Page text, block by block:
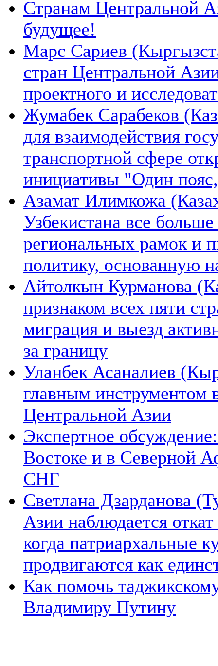
Странам Центральной
будущее!
Марс Сариев
стран Центральной
проектного и
Жумабек Сарабеков
для взаимодействия
транспортной сфере
инициативы "Один
Азамат Илимкожа
Узбекистана все
региональных рамок и
политику, основанную
Айтолкын Курманова
признаком всех пяти
миграция и выезд
за границу
Уланбек Асаналиев
главным инструментом
Центральной Азии
Экспертное
Востоке и в Северной
СНГ
Светлана Дзарданова
Азии наблюдается
когда патриархальные
продвигаются как
Как помочь
Владимиру Путину